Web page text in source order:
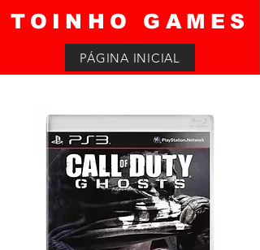
TOINHO GAMES
PÁGINA INICIAL